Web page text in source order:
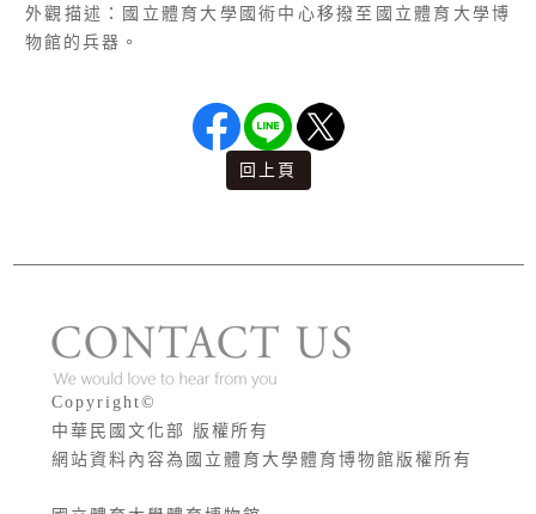
外觀描述：國立體育大學國術中心移撥至國立體育大學博
物館的兵器。
回上頁
版權宣告
Copyright©
中華民國文化部 版權所有
網站資料內容為國立體育大學體育博物館版權所有